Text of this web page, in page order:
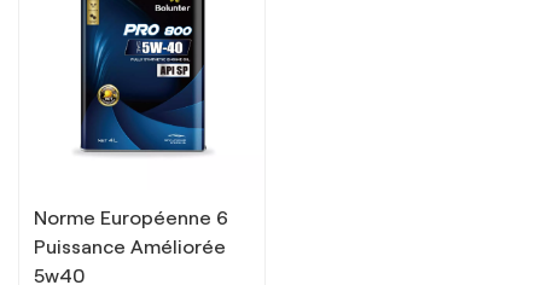
Norme Européenne 6
Puissance Améliorée
5w40